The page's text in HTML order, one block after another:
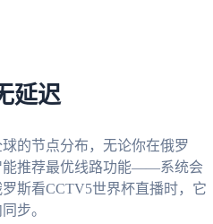
延迟
的节点分布，无论你在俄罗
能推荐最优线路功能——系统会
斯看CCTV5世界杯直播时，它
步。